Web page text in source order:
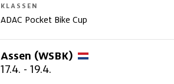
KLASSEN
ADAC Pocket Bike Cup
Assen (WSBK)
17.4. - 19.4.